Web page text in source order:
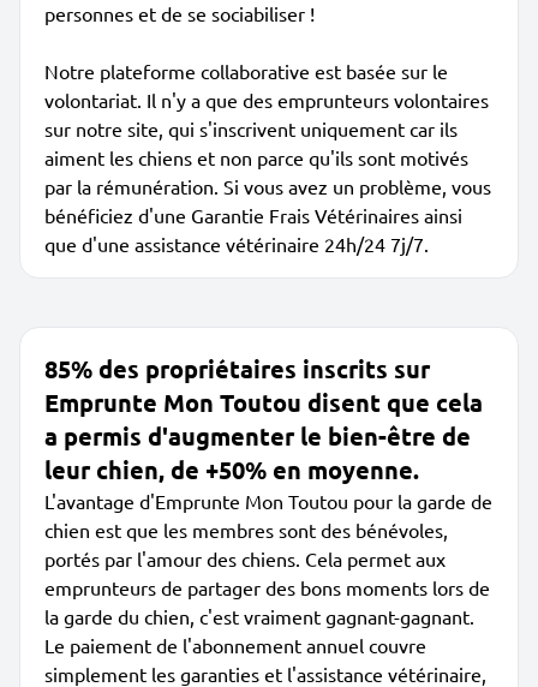
personnes et de se sociabiliser !
Notre plateforme collaborative est basée sur le
volontariat. Il n'y a que des emprunteurs volontaires
sur notre site, qui s'inscrivent uniquement car ils
aiment les chiens et non parce qu'ils sont motivés
par la rémunération. Si vous avez un problème, vous
bénéficiez d'une Garantie Frais Vétérinaires ainsi
que d'une assistance vétérinaire 24h/24 7j/7.
85% des propriétaires inscrits sur
Emprunte Mon Toutou disent que cela
a permis d'augmenter le bien-être de
leur chien, de +50% en moyenne.
L'avantage d'Emprunte Mon Toutou pour la garde de
chien est que les membres sont des bénévoles,
portés par l'amour des chiens. Cela permet aux
emprunteurs de partager des bons moments lors de
la garde du chien, c'est vraiment gagnant-gagnant.
Le paiement de l'abonnement annuel couvre
simplement les garanties et l'assistance vétérinaire,